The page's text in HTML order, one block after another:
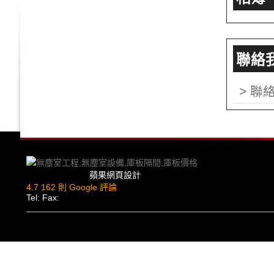
聯絡
> 聯
蘋果網頁設計
4.7 162 則 Google 評論
Tel: Fax: